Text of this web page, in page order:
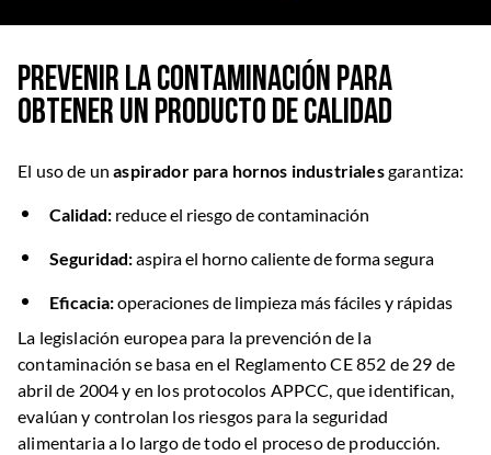
Prevenir la contaminación para
obtener un producto de calidad
El uso de unaspirador para hornos industrialesgarantiza:
Calidad: reduce el riesgo de contaminación
Seguridad:aspira el horno caliente de forma segura
Eficacia:operaciones de limpieza más fáciles y rápidas
La legislación europea para la prevención de la
contaminación se basa en el Reglamento CE 852 de 29 de
abril de 2004 y en los protocolos APPCC, que identifican,
evalúan y controlan los riesgos para la seguridad
alimentaria a lo largo de todo el proceso de producción.